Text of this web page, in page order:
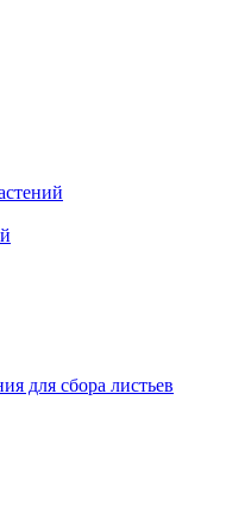
для сбора листьев